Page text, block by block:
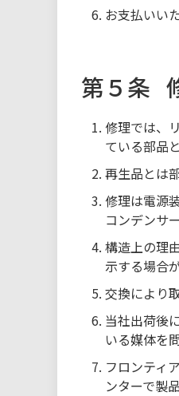
お支払いい
第５条
修理では、
ている部品
再生品とは
修理は電源
コンデンサ
構造上の理
示する場合
交換により
当社出荷後
いる媒体を
フロンティ
ンターで製